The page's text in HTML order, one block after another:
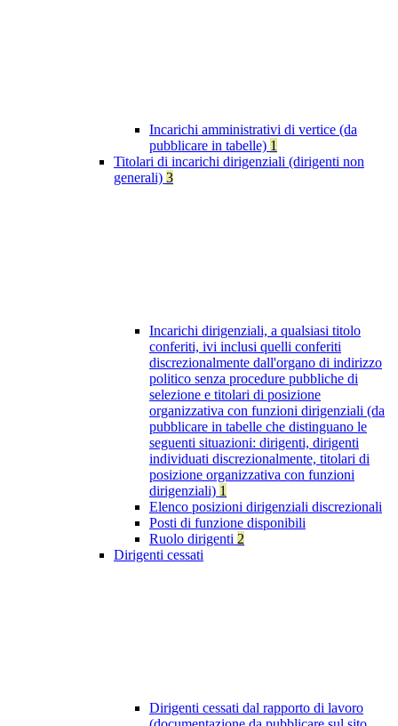
Incarichi amministrativi di vertice (da
pubblicare in tabelle) 1
Titolari di incarichi dirigenziali (dirigenti non
generali) 3
Incarichi dirigenziali, a qualsiasi titolo
conferiti, ivi inclusi quelli conferiti
discrezionalmente dall'organo di indirizzo
politico senza procedure pubbliche di
selezione e titolari di posizione
organizzativa con funzioni dirigenziali (da
pubblicare in tabelle che distinguano le
seguenti situazioni: dirigenti, dirigenti
individuati discrezionalmente, titolari di
posizione organizzativa con funzioni
dirigenziali) 1
Elenco posizioni dirigenziali discrezionali
Posti di funzione disponibili
Ruolo dirigenti 2
Dirigenti cessati
Dirigenti cessati dal rapporto di lavoro